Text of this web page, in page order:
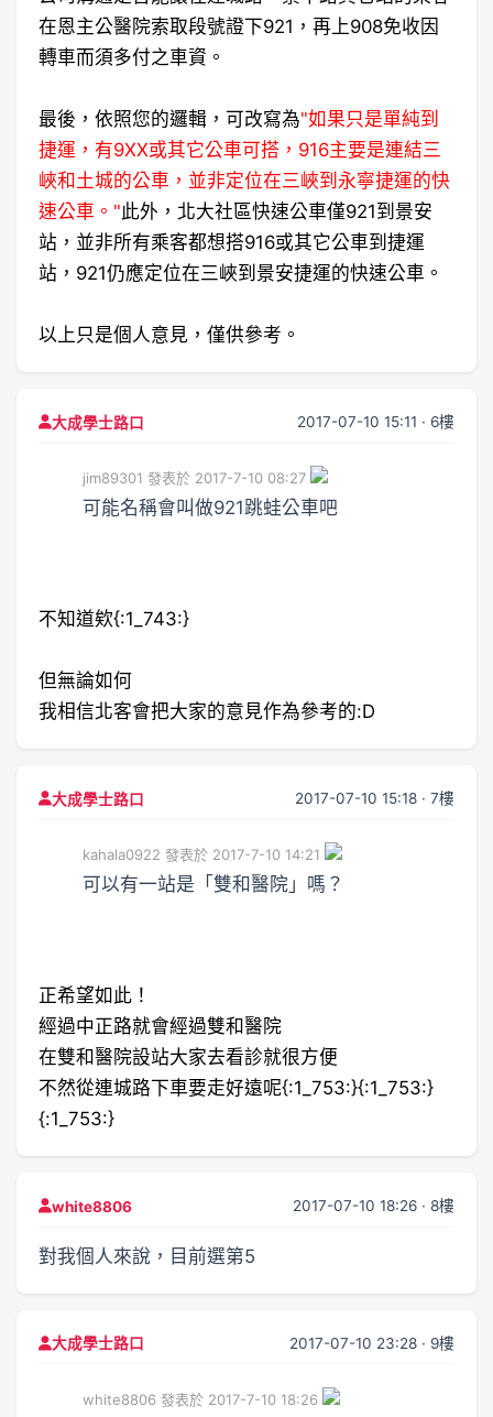
在恩主公醫院索取段號證下921，再上908免收因
轉車而須多付之車資。
最後，依照您的邏輯，可改寫為"如果只是單純到
捷運，有9XX或其它公車可搭，916主要是連結三
峽和土城的公車，並非定位在三峽到永寧捷運的快
速公車。"此外，北大社區快速公車僅921到景安
站，並非所有乘客都想搭916或其它公車到捷運
站，921仍應定位在三峽到景安捷運的快速公車。
以上只是個人意見，僅供參考。
大成學士路口 2017-07-10 15:11 · 6樓
jim89301 發表於 2017-7-10 08:27
可能名稱會叫做921跳蛙公車吧
不知道欸{:1_743:}
但無論如何
我相信北客會把大家的意見作為參考的:D
大成學士路口 2017-07-10 15:18 · 7樓
kahala0922 發表於 2017-7-10 14:21
可以有一站是「雙和醫院」嗎？
正希望如此！
經過中正路就會經過雙和醫院
在雙和醫院設站大家去看診就很方便
不然從連城路下車要走好遠呢{:1_753:}{:1_753:}
{:1_753:}
white8806 2017-07-10 18:26 · 8樓
對我個人來說，目前選第5
大成學士路口 2017-07-10 23:28 · 9樓
white8806 發表於 2017-7-10 18:26